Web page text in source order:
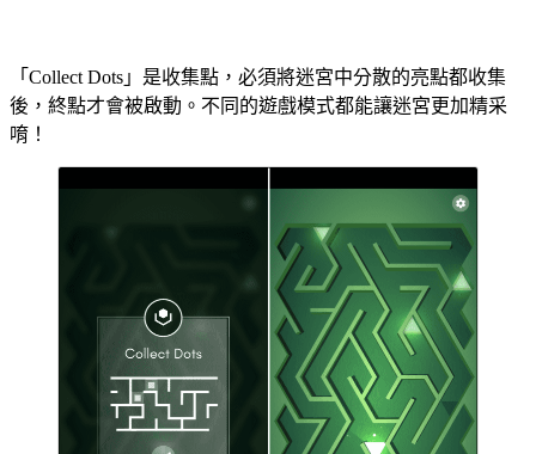
「Collect Dots」是收集點，必須將迷宮中分散的亮點都收集
後，終點才會被啟動。不同的遊戲模式都能讓迷宮更加精采
唷！